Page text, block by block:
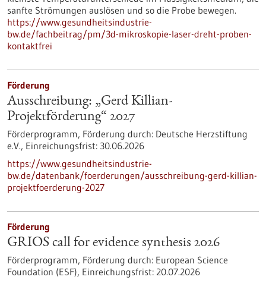
sanfte Strömungen auslösen und so die Probe bewegen.
https://www.gesundheitsindustrie-
bw.de/fachbeitrag/pm/3d-mikroskopie-laser-dreht-proben-
kontaktfrei
Förderung
Ausschreibung: „Gerd Killian-
Projektförderung“ 2027
Förderprogramm, Förderung durch: Deutsche Herzstiftung
e.V., Einreichungsfrist: 30.06.2026
https://www.gesundheitsindustrie-
bw.de/datenbank/foerderungen/ausschreibung-gerd-killian-
projektfoerderung-2027
Förderung
GRIOS call for evidence synthesis 2026
Förderprogramm, Förderung durch: European Science
Foundation (ESF), Einreichungsfrist: 20.07.2026